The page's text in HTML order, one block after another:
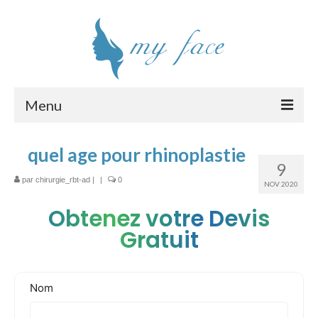
Menu
Chirurgiens
Devis
9
NOV 2020
quel age pour rhinoplastie
par chirurgie_rbt-ad | | 0
Obtenez votre Devis
Gratuit